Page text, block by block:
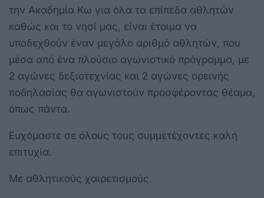
την Ακαδημία Κω για όλα τα επίπεδα αθλητών
καθώς και το νησί μας, είναι έτοιμα να
υποδεχθούν έναν μεγάλο αριθμό αθλητών, που
μέσα από ένα πλούσιο αγωνιστικό πρόγραμμα, με
2 αγώνες δεξιοτεχνίας και 2 αγώνες ορεινής
ποδηλασίας θα αγωνιστούν προσφέροντας θέαμα,
όπως πάντα.
Ευχόμαστε σε όλους τους συμμετέχοντες καλή
επιτυχία.
Με αθλητικούς χαιρετισμούς.